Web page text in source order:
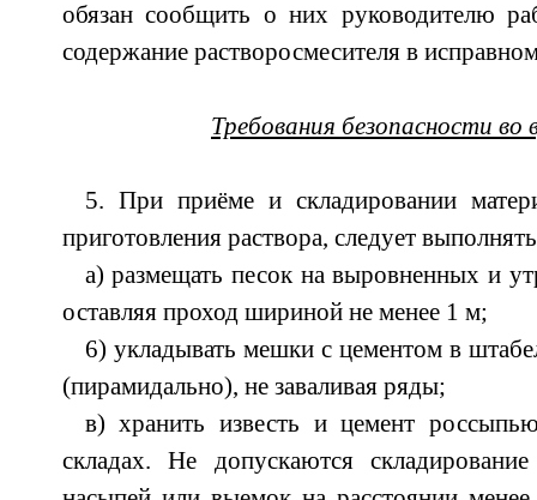
обязан сообщить о них руководителю
содержание растворосмесителя в
Требования безопасности
5. При приёме и складировании
приготовления раствора, следует
а) размещать песок на выровненных и
оставляя проход шириной не менее 1 м;
6) укладывать мешки с цементом в
(пирамидально), не заваливая ряды;
в) хранить известь и цемент
складах. Не допускаются